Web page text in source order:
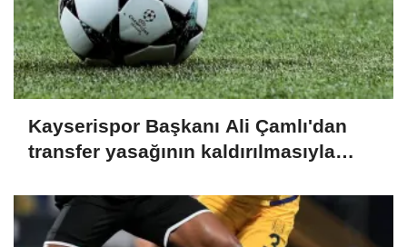
Kayserispor Başkanı Ali Çamlı'dan
transfer yasağının kaldırılmasıyla